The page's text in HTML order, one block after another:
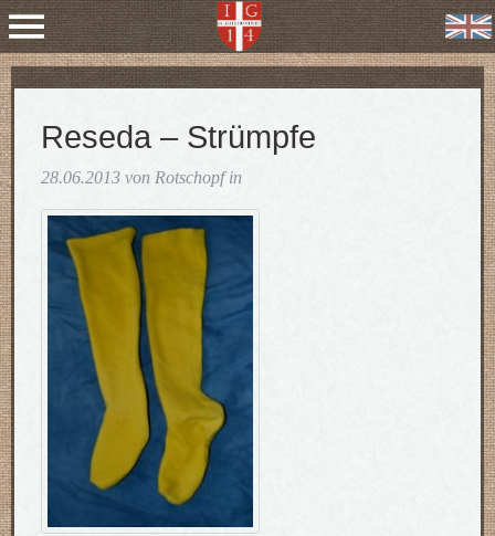
Reseda – Strümpfe
28.06.2013 von Rotschopf in